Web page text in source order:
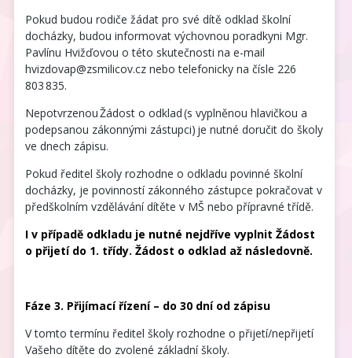
Pokud budou rodiče žádat pro své dítě odklad školní
docházky, budou informovat výchovnou poradkyni Mgr.
Pavlínu Hvižďovou o této skutečnosti na e-mail
hvizdovap@zsmilicov.cz nebo telefonicky na čísle 226
803 835.
Nepotvrzenou Žádost o odklad (s vyplněnou hlavičkou a
podepsanou zákonnými zástupci) je nutné doručit do školy
ve dnech zápisu.
Pokud ředitel školy rozhodne o odkladu povinné školní
docházky, je povinností zákonného zástupce pokračovat v
předškolním vzdělávání dítěte v MŠ nebo přípravné třídě.
I v případě odkladu je nutné nejdříve vyplnit Žádost
o přijetí do 1. třídy. Žádost o odklad až následovně.
Fáze 3. Přijímací řízení – do 30 dní od zápisu
V tomto termínu ředitel školy rozhodne o přijetí/nepřijetí
Vašeho dítěte do zvolené základní školy.